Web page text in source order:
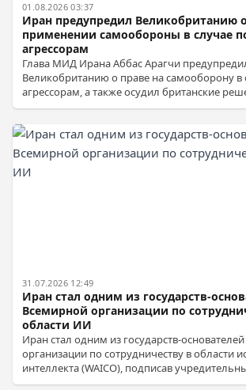
01.08.2026 03:37
Иран предупредил Великобританию
применении самообороны в случае
агрессорам
Глава МИД Ирана Аббас Арагчи
Великобританию о праве на самооборону
агрессорам, а также осудил британские
использование баз США.
31.07.2026 12:49
Иран стал одним из государств-
Всемирной организации по
области ИИ
Иран стал одним из государств-
организации по сотрудничеству в области
интеллекта (WAICO), подписав
Шанхае. Посол Ирана в Китае Абдольреза